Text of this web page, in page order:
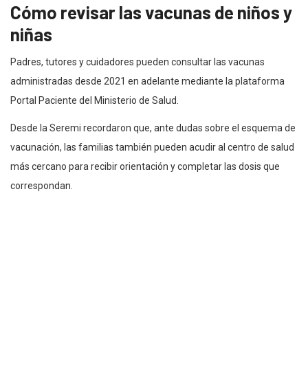
Cómo revisar las vacunas de niños y
niñas
Padres, tutores y cuidadores pueden consultar las vacunas
administradas desde 2021 en adelante mediante la plataforma
Portal Paciente del Ministerio de Salud.
Desde la Seremi recordaron que, ante dudas sobre el esquema de
vacunación, las familias también pueden acudir al centro de salud
más cercano para recibir orientación y completar las dosis que
correspondan.